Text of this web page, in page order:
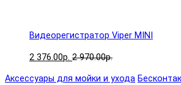
Видеорегистратор Viper MINI
2 376.00р. 2 970.00р.
Аксессуары для мойки и ухода